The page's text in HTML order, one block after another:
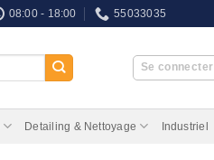
08:00 - 18:00 55033035
Se connecter
Detailing & Nettoyage Industriel